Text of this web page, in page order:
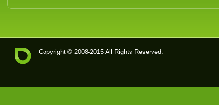
Copyright © 2008-2015 All Rights Reserved.